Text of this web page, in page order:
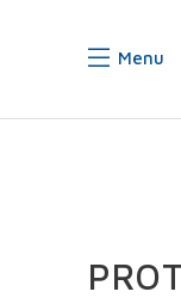
Menu